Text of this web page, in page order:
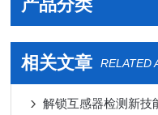
产品分类
相关文章 RELATED